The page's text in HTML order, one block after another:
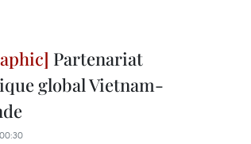
Partenariat
global Vietnam-